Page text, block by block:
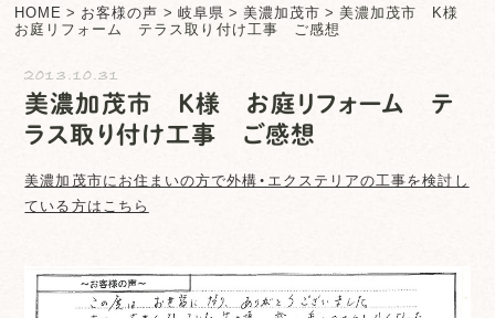
HOME > お客様の声 > 岐阜県 > 美濃加茂市 >美濃加茂市 K様
お庭リフォーム テラス取り付け工事 ご感想
2013.10.31
美濃加茂市 K様 お庭リフォーム テ
ラス取り付け工事 ご感想
美濃加茂市にお住まいの方で外構・エクステリアの工事を検討し
ている方はこちら